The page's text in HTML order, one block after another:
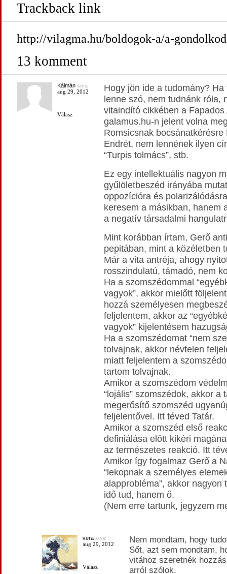
Trackback link
http://vilagma.hu/boldogok-a/a-
13 komment
Kálmánsays:
aug 29, 2012
Válasz
Hogy jön ide a tudomány?
lenne szó, nem tudnánk róla,
vitaindító cikkében a
galamus.hu-n jelent volna
Romsicsnak
Endrét, nem lennének ilyen
“Turpis tolmács”, stb.
Ez egy intellektuális nagyon
gyűlöletbeszéd irányába
oppozícióra és
keresem a másikban, hanem
a negatív társadalmi
Mint korábban írtam, Gerő
pepitában, mint a közéletben
Már a vita antréja, ahogy
rosszindulatú, támadó, nem
Ha a szomszédommal
vagyok”, akkor mielőtt
hozzá személyesen
feljelentem, akkor az
vagyok” kijelentésem
Ha a szomszédomat “nem
tolvajnak, akkor névtelen
miatt feljelentem a
tartom tolvajnak.
Amikor a szomszédom
“lojális” szomszédok, akkor a
megerősítő szomszéd
feljelentővel. Itt téved Tatár.
Amikor a szomszéd első
definiálása előtt kikéri
az természetes reakció. Itt
Amikor így fogalmaz Gerő a
“lekopnak a személyes
alapprobléma”, akkor nagyon
idő tud, hanem ő.
(Nem erre tartunk, jegyzem
verasays:
aug 29, 2012
Válasz
Nem mondtam, hogy
Sőt, azt sem mondtam,
vitához szeretnék
arról szólok.